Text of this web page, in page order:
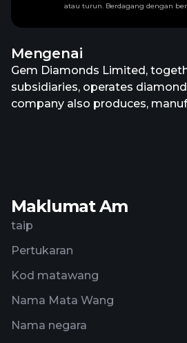
Mengenai
Gem Diamonds Limited,
subsidiaries, operates
company also produces,
Limited was incorporated in
headquartered in London, the
Maklumat Am
taip
Pertukaran
Kod matawang
Nama Mata Wang
Nama negara
atau turun. Berdagang dengan